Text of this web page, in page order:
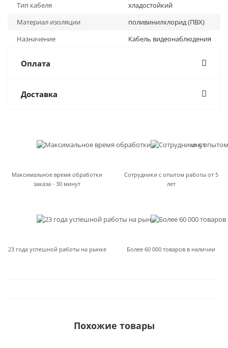
Тип кабеля
хладостойкий
Материал изоляции
поливинилхлорид (ПВХ)
Назначение
Кабель видеонаблюдения
Оплата
Доставка
Максимальное время обработки
заказа - 30 минут
Сотрудники с опытом работы от 5
лет
23 года успешной работы на рынке Более 60 000 товаров в наличии
Похожие товары